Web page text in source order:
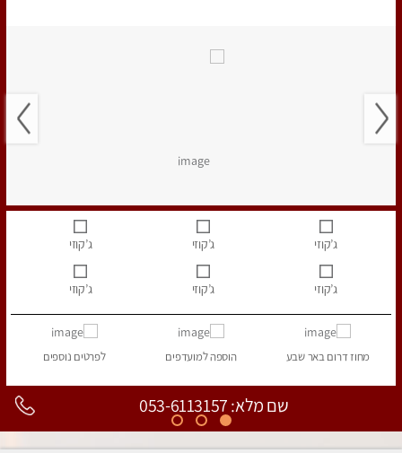
ג’קוזי ג’קוזי ג’קוזי
ג’קוזי ג’קוזי ג’קוזי
מחוז דרוםבאר שבע הוספהלמועדפים לפרטים נוספים
שם מלא: 053-6113157